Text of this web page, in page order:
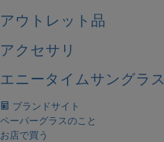
アウトレット品
アクセサリ
エニータイムサングラス
ブランドサイト
ペーパーグラスのこと
お店で買う